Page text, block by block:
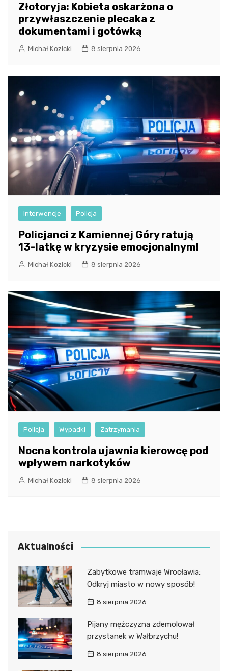
Złotoryja: Kobieta oskarżona o
przywłaszczenie plecaka z
dokumentami i gotówką
Michał Kozicki 8 sierpnia 2026
Interwencje Policja
Policjanci z Kamiennej Góry ratują
13-latkę w kryzysie emocjonalnym!
Michał Kozicki 8 sierpnia 2026
Policja Wypadki Zatrzymania
Nocna kontrola ujawnia kierowcę pod
wpływem narkotyków
Michał Kozicki 8 sierpnia 2026
Aktualności
Zabytkowe tramwaje Wrocławia:
Odkryj miasto w nowy sposób!
8 sierpnia 2026
Pijany mężczyzna zdemolował
przystanek w Wałbrzychu!
8 sierpnia 2026